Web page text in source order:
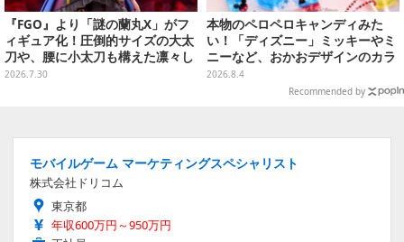
『FGO』より「謎の蘭丸X」がフ
ィギュア化！圧倒的サイズの大太
刀や、腰に小太刀も構えた凛々し
い姿を再現
2026.7.30
本物のペロペロキャンディみた
い！「ディズニー」ミッキーやミ
ニーなど、おかおデザインのカラ
フルチャーム全10種が8月31日発
2026.8.4
Recommended by
モバイルゲーム マーケティングスペシャリスト
株式会社ドリコム
東京都
年収600万円～950万円